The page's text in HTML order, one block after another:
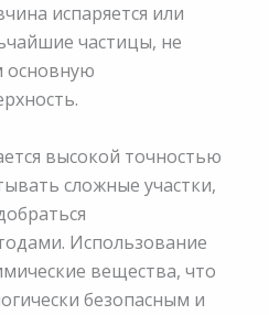
испаряется или
частицы, не
основную
высокой точностью
сложные участки,
Использование
вещества, что
безопасным и